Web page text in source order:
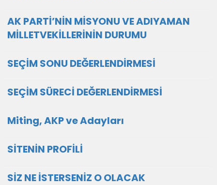
AK PARTİ’NİN MİSYONU VE ADIYAMAN
MİLLETVEKİLLERİNİN DURUMU
SEÇİM SONU DEĞERLENDİRMESİ
SEÇİM SÜRECİ DEĞERLENDİRMESİ
Miting, AKP ve Adayları
SİTENİN PROFİLİ
SİZ NE İSTERSENİZ O OLACAK